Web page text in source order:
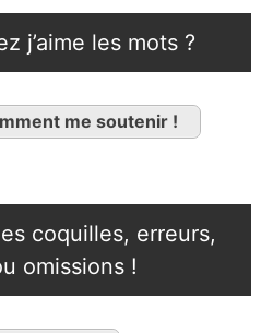
j’aime les mots ?
me soutenir !
coquilles, erreurs,
omissions !